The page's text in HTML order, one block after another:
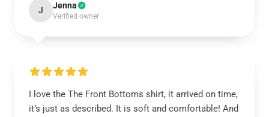
J Jenna
Verified owner
I love the The Front Bottoms shirt, it arrived on time,
it’s just as described. It is soft and comfortable! And